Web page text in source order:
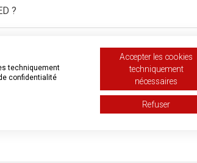
?
?
techniquement
confidentialité
Accepter les cookies
techniquement
nécessaires
Refuser